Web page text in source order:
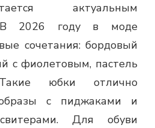
актуальным
В 2026 году в моде
сочетания: бордовый
с фиолетовым, пастель
юбки отлично
с пиджаками и
Для обуви